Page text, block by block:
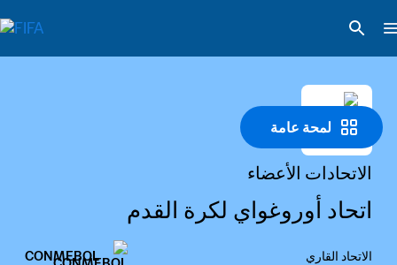
لمحة عامة
الاتحادات الأعضاء
اتحاد أوروغواي لكرة القدم
الاتحاد القاري
CONMEBOL